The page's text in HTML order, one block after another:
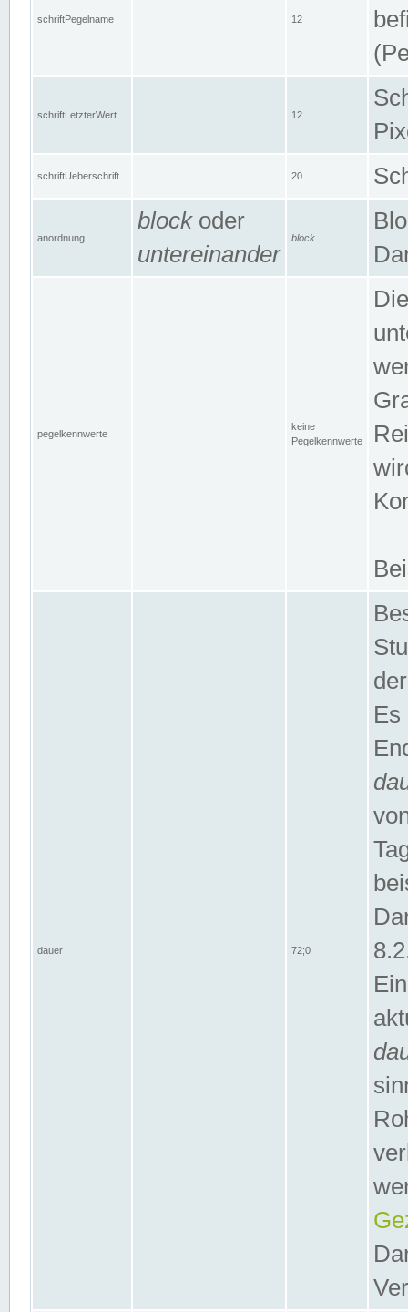
schriftPegelname 12
schriftLetzterWert 12
schriftUeberschrift 20
anordnung
blockoder
untereinander
block
pegelkennwerte
keine
Pegelkennwerte
dauer 72;0
Es